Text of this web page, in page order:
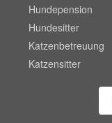
Hundepension
Hundesitter
Katzenbetreuung
Katzensitter